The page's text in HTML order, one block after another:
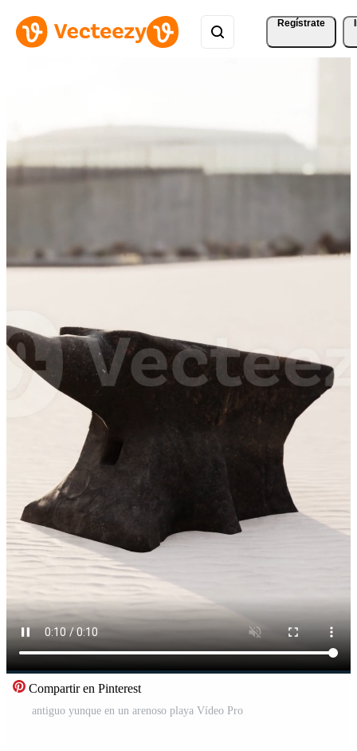
Regístrate
Compartir en Pinterest
antiguo yunque en un arenoso playa Vídeo Pro